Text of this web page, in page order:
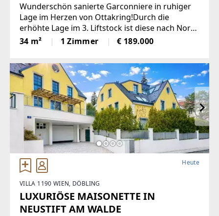
Wunderschön sanierte Garconniere in ruhiger
Lage im Herzen von Ottakring!Durch die
erhöhte Lage im 3. Liftstock ist diese nach Nord
und Süd ausgerichtete Wohnung sehr hell und
bietet eine angenehme Wohnatmosphäre. Sie
34 m² 1 Zimmer € 189.000
Heute
VILLA 1190 WIEN, DÖBLING
LUXURIÖSE MAISONETTE IN
NEUSTIFT AM WALDE